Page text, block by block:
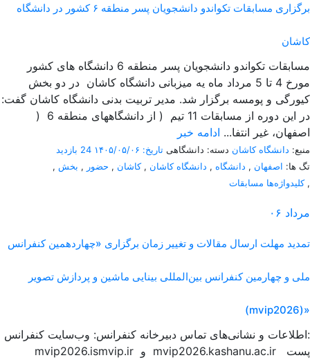
برگزاری مسابقات تکواندو دانشجویان پسر منطقه ۶ کشور در دانشگاه
کاشان
مسابقات تکواندو دانشجویان پسر منطقه 6 دانشگاه های کشور
مورخ 4 تا 5 مرداد ماه یه میزبانی دانشگاه کاشان در دو بخش
کیورگی و پومسه برگزار شد. مدیر تربیت بدنی دانشگاه کاشان گفت:
در این دوره از مسابقات 11 تیم ( از دانشگاههای منطقه 6 (
اصفهان، غیر انتفا... ادامه خبر
منبع: دانشگاه کاشان دسته: دانشگاهی تاریخ: ۱۴۰۵/۰۵/۰۶
24 بازدید
تگ ها: اصفهان , دانشگاه , دانشگاه کاشان ,کاشان , حضور , بخش ,
کلیدواژه‌ها مسابقات,
۰۶ مرداد
تمدید مهلت ارسال مقالات و تغییر زمان برگزاری «چهاردهمین کنفرانس
ملی و چهارمین کنفرانس بین‌المللی بینایی ماشین و پردازش تصویر
(mvip2026)»
اطلاعات و نشانی‌های تماس دبیرخانه کنفرانس: وب‌سایت کنفرانس:
mvip2026.ismvip.ir و mvip2026.kashanu.ac.ir پست